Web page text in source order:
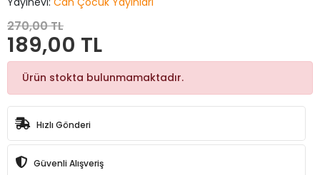
270,00 TL
189,00 TL
Ürün stokta bulunmamaktadır.
Hızlı Gönderi
Güvenli Alışveriş